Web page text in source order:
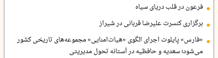
فرعون در قلب دریای سیاه
برگزاری کنسرت علیرضا قربانی در شیراز
«فارس» پایلوت اجرای الگوی «هیات‌امنایی» مجموعه‌های تاریخی کشور
می‌شود؛ سعدیه و حافظیه در آستانه تحول مدیریتی